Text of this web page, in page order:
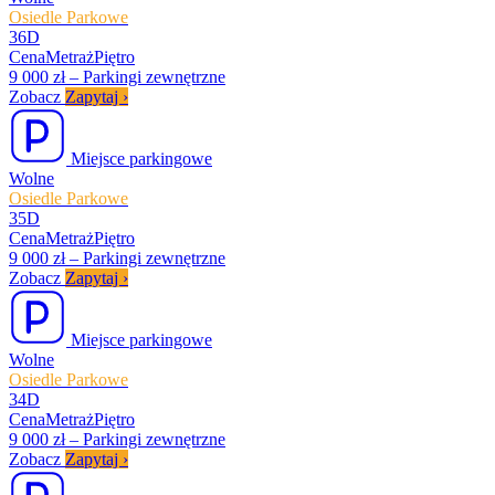
Osiedle Parkowe
36D
CenaMetrażPiętro
9 000 zł – Parkingi zewnętrzne
Zobacz Zapytaj ›
Miejsce parkingowe
Wolne
Osiedle Parkowe
35D
CenaMetrażPiętro
9 000 zł – Parkingi zewnętrzne
Zobacz Zapytaj ›
Miejsce parkingowe
Wolne
Osiedle Parkowe
34D
CenaMetrażPiętro
9 000 zł – Parkingi zewnętrzne
Zobacz Zapytaj ›